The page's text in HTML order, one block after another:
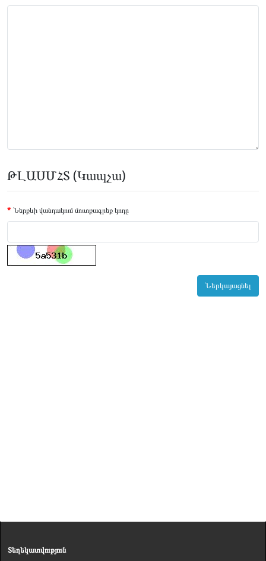
ԹԼԱՍՄՀՏ (Կապչա)
Ներքևի վանդակում մուտքագրեք կոդը
Ներկայացնել
Տեղեկատվություն